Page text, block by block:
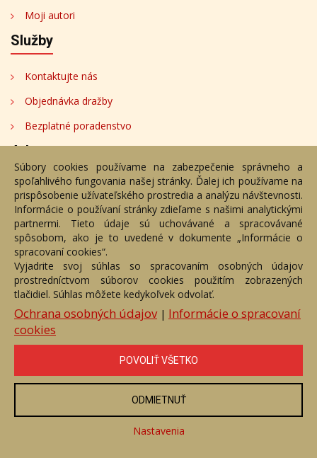
Moji autori
Služby
Kontaktujte nás
Objednávka dražby
Bezplatné poradenstvo
Adresa
Nižný Hrušov 333, 094 22, Slovenská republika
+421 905 356 921
+421 905 959 101
dartesro@dartesro.sk
Hlavná stránka Aukčný katalóg
Objednávka dražby
Termíny aukcií
Online Aukcia
DARTE AUKČNÁ SPOLOČNOSŤ s.r.o. © 2007 - 2026
Akékoľvek používanie obrazových a textových súčastí tejto stránky je
podmienené výslovným súhlasom jej vlastníka. Všetky práva sú
vyhradené.
Súbory cookies používame na zabezpečenie správneho a
spoľahlivého fungovania našej stránky. Ďalej ich používame na
prispôsobenie užívateľského prostredia a analýzu návštevnosti.
Informácie o používaní stránky zdieľame s našimi analytickými
partnermi. Tieto údaje sú uchovávané a spracovávané
spôsobom, ako je to uvedené v dokumente „Informácie o
spracovaní cookies“.
Vyjadrite svoj súhlas so spracovaním osobných údajov
prostredníctvom súborov cookies použitím zobrazených
tlačidiel. Súhlas môžete kedykoľvek odvolať.
Ochrana osobných údajov| Informácie o spracovaní
cookies
POVOLIŤ VŠETKO
ODMIETNUŤ
Nastavenia